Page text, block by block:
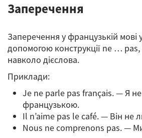
Заперечення
Заперечення у французькій мові
допомогою конструкції ne … pas,
навколо дієслова.
Приклади:
Je ne parle pas français. — Я
французькою.
Il n’aime pas le café. — Він не
Nous ne comprenons pas. —